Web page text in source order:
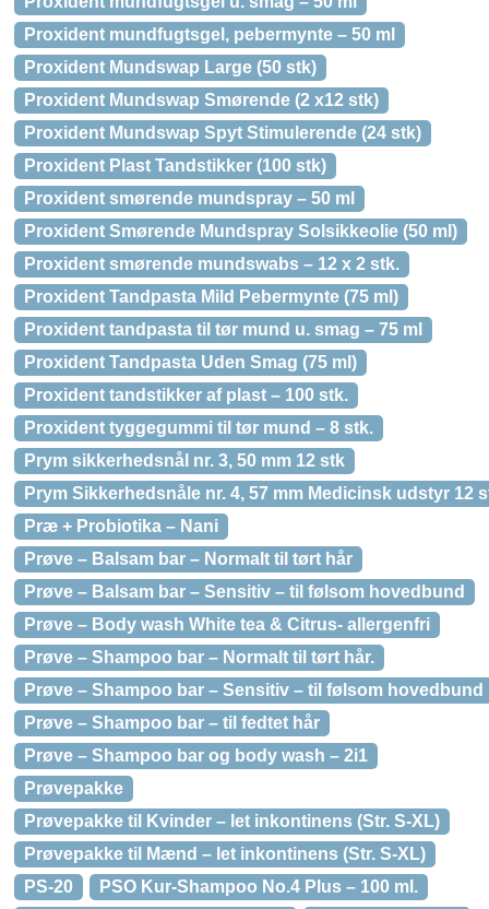
Proxident mundfugtsgel, pebermynte – 50 ml
Proxident Mundswap Large (50 stk)
Proxident Mundswap Smørende (2 x12 stk)
Proxident Mundswap Spyt Stimulerende (24 stk)
Proxident Plast Tandstikker (100 stk)
Proxident smørende mundspray – 50 ml
Proxident Smørende Mundspray Solsikkeolie (50 ml)
Proxident smørende mundswabs – 12 x 2 stk.
Proxident Tandpasta Mild Pebermynte (75 ml)
Proxident tandpasta til tør mund u. smag – 75 ml
Proxident Tandpasta Uden Smag (75 ml)
Proxident tandstikker af plast – 100 stk.
Proxident tyggegummi til tør mund – 8 stk.
Prym sikkerhedsnål nr. 3, 50 mm 12 stk
Prym Sikkerhedsnåle nr. 4, 57 mm Medicinsk udstyr 12
Præ + Probiotika – Nani
Prøve – Balsam bar – Normalt til tørt hår
Prøve – Balsam bar – Sensitiv – til følsom hovedbund
Prøve – Body wash White tea & Citrus- allergenfri
Prøve – Shampoo bar – Normalt til tørt hår.
Prøve – Shampoo bar – Sensitiv – til følsom hovedbund
Prøve – Shampoo bar – til fedtet hår
Prøve – Shampoo bar og body wash – 2i1
Prøvepakke
Prøvepakke til Kvinder – let inkontinens (Str. S-XL)
Prøvepakke til Mænd – let inkontinens (Str. S-XL)
PS-20
PSO Kur-Shampoo No.4 Plus – 100 ml.